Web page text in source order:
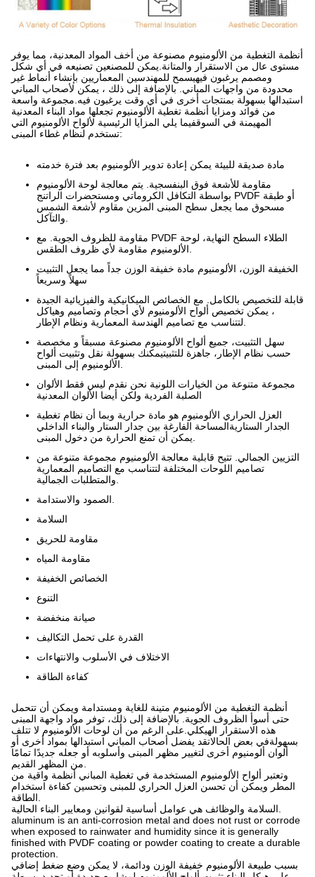
أنظمة التغطية من الألومنيوم مصنوعة من أخف المواد المعدنية، مما يوفر
مستوى عال من الاستقرار والمتانة.يمكن للمصنعين تصنيعه في أي شكل
ومصمم يرغبون فيهيسمح للمهندسين المعماريين بإنشاء أنماط غير
محدودة من واجهات المباني. بالإضافة إلى ذلك ، يمكن لأصحاب المباني
استبدالها بسهولة بمنتجات أخرى في أي وقت يرغبون فيه.مجموعة واسعة
من فوائد ومزايا أنظمة تغطية الألومنيوم تجعلها مواد البناء المعدنية
المهيمنة في السوقفيما يلي المزايا الرئيسية لألواح الألومنيوم التي
تستخدم لنظام غطاء المبنى:
مادة صديقة للبيئة يمكن إعادة تدوير الألومنيوم بعد فترة خدمته
مقاومة للأشعة فوق البنفسجية. يتم معالجة لوحة الألومنيوم
بواسطة التكافل الكروماتي ومستحضرات الراتنج PVDF أو طبقة
مسحوق مما يجعل سطح المبنى المزين مقاوم لأشعة الشمس
مقاومة للظروف الجوية. مع PVDF الطلاء السطح النهاية، لوحة
الخفيفة الوزن، الألومنيوم مادة خفيفة الوزن جداً مما يجعل التثبيت
سهلاً وسريعاً
قابلة للتخصيص بالكامل. مع الخصائص الميكانيكية والفيزيائية الجيدة
، يمكن تخصيص ألواح الألومنيوم لأي أحجام وتصاميم وهياكل
سهل التثبيت، جميع ألواح الألومنيوم مصنوعة مسبقاً و مخصصة
حسب نظام الإطار، جاهزة للتثبيتيمكنك بسهولة نقل وتثبيت ألواح
مجموعة متنوعة من الخيارات اللونية نحن نقدم ليس فقط الألوان
الصلبة الفردية ولكن أيضا الألوان المعدنية
العزل الحراري الألومنيوم هو مادة حرارية وبما أن نظام تغطية
الجدار الستاريةالمساحة الفارغة بين جدار الستار والبناء الداخلي
التزيين الجمالي. تتيح قابلية معالجة الألومنيوم مجموعة متنوعة من
تصاميم اللوحات المختلفة لتتناسب مع التصاميم المعمارية
السلامة
مقاومة للحريق
مقاومة المياه
الخصائص الخفيفة
التنوع
صيانة منخفضة
القدرة على تحمل التكاليف
الاختلاف في الأسلوب والانتهاءات
كفاءة الطاقة
أنظمة التغطية من الألومنيوم متينة للغاية ومستدامة ويمكن أن تتحمل
حتى أسوأ الظروف الجوية. بالإضافة إلى ذلك، توفر مواد واجهة المبنى
هذه الاستقرار الهيكلي.على الرغم من أن لوحات الألومنيوم لا تتلف
بسهولةفي بعض الحالاتقد يفضل أصحاب المباني استبدالها بمواد أخرى أو
ألوان ألومنيوم أخرى لتغيير مظهر المبنى وأسلوبه أو جعله جديدًا تمامًا
وتعتبر ألواح الألومنيوم المستخدمة في تغطية المباني أنظمة واقية من
المطر ويمكن أن تحسن العزل الحراري للمبنى وتحسين كفاءة استخدام
السلامة والوظائف هي عوامل أساسية لقوانين ومعايير البناء الحالية.
aluminum is an anti-corrosion metal and does not rust or corrode
when exposed to rainwater and humidity since it is generally
finished with PVDF coating or powder coating to create a durable
protection.
بسبب طبيعة الألومنيوم خفيفة الوزن ودائمة، لا يمكن وضع ضغط إضافي